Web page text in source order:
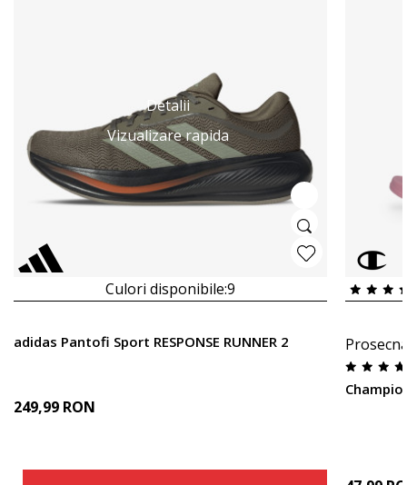
Detalii
Vizualizare rapida
Culori disponibile:9
adidas Pantofi Sport RESPONSE RUNNER 2
249,99 RON